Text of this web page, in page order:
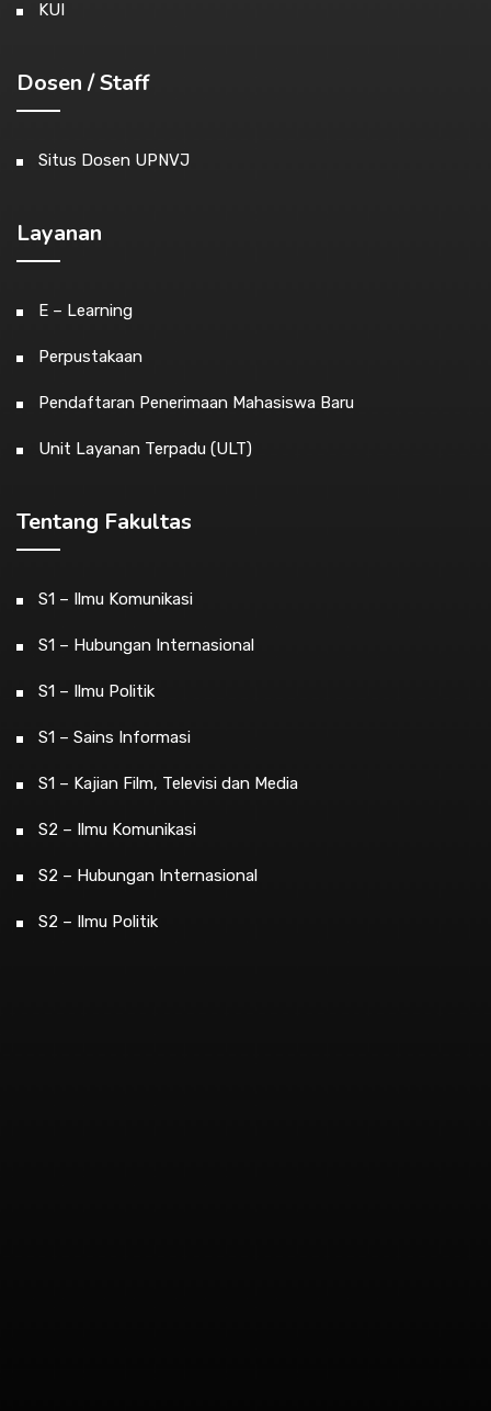
KUI
Dosen / Staff
Situs Dosen UPNVJ
Layanan
E – Learning
Perpustakaan
Pendaftaran Penerimaan Mahasiswa Baru
Unit Layanan Terpadu (ULT)
Tentang Fakultas
S1 – Ilmu Komunikasi
S1 – Hubungan Internasional
S1 – Ilmu Politik
S1 – Sains Informasi
S1 – Kajian Film, Televisi dan Media
S2 – Ilmu Komunikasi
S2 – Hubungan Internasional
S2 – Ilmu Politik